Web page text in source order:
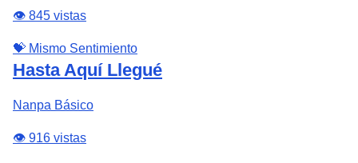
👁️ 845 vistas
💝 Mismo Sentimiento
Hasta Aquí Llegué
Nanpa Básico
👁️ 916 vistas